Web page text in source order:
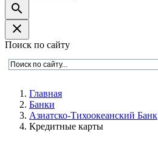
search
close
Поиск по сайту
Главная
Банки
Азиатско-Тихоокеанский Банк
Кредитные карты